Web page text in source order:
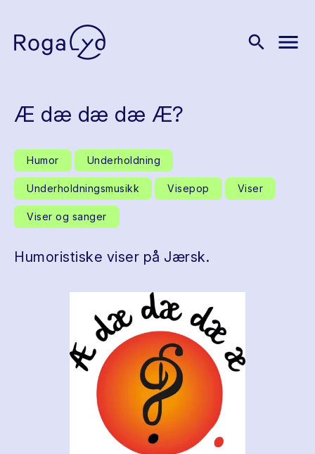
search menu
Æ dæ dæ dæ Æ?
Humor Underholdning
Underholdningsmusikk Visepop Viser
Viser og sanger
Humoristiske viser på Jærsk.